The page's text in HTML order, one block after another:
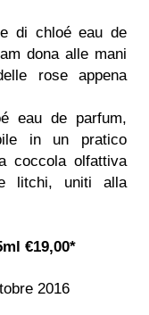
di chloé eau de
dona alle mani
rose appena
eau de parfum,
in un pratico
coccola olfattiva
litchi, uniti alla
€19,00*
2016